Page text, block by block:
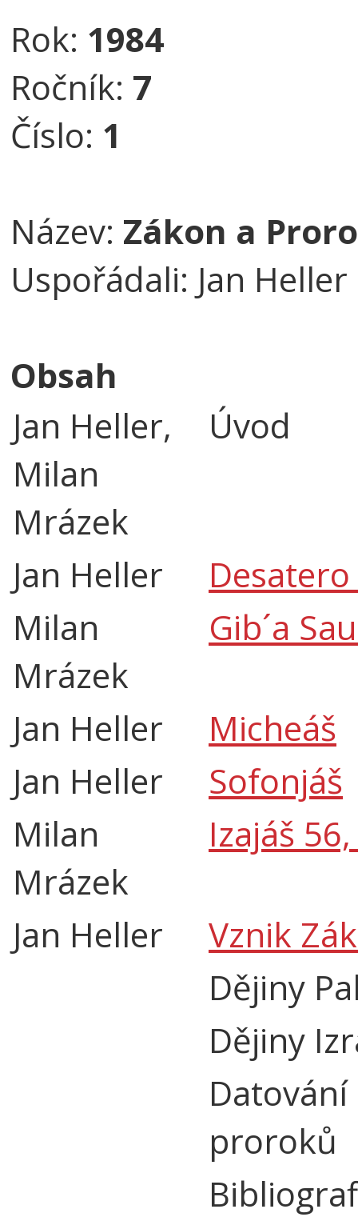
Rok: 1984
Ročník: 7
Číslo: 1
Název: Zákon a
Uspořádali: Jan
Obsah
Jan Heller,
Milan
Mrázek
Úvod
Jan Heller
Milan
Mrázek
Gib´a
Jan Heller
Micheáš
Jan Heller
Sofonjáš
Milan
Mrázek
Izajáš
Jan Heller
Vznik
Dějiny
Dějiny
proroků